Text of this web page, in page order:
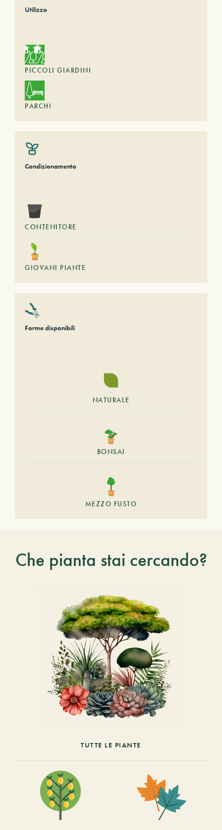
Utilizzo
PICCOLI GIARDINI
PARCHI
Condizionamento
CONTENITORE
GIOVANI PIANTE
Forme disponibili
NATURALE
BONSAI
MEZZO FUSTO
Che pianta stai cercando?
TUTTE LE PIANTE